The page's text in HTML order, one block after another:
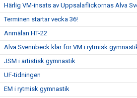
Härlig VM-insats av Uppsalaflickornas Alva
Terminen startar vecka 36!
Anmälan HT-22
Alva Svennbeck klar för VM i rytmisk
JSM i artistisk gymnastik
UF-tidningen
EM i rytmisk gymnastik